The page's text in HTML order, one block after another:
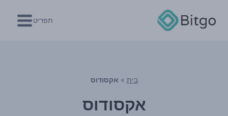
תפריט
בית » אקסודוס
אקסודוס